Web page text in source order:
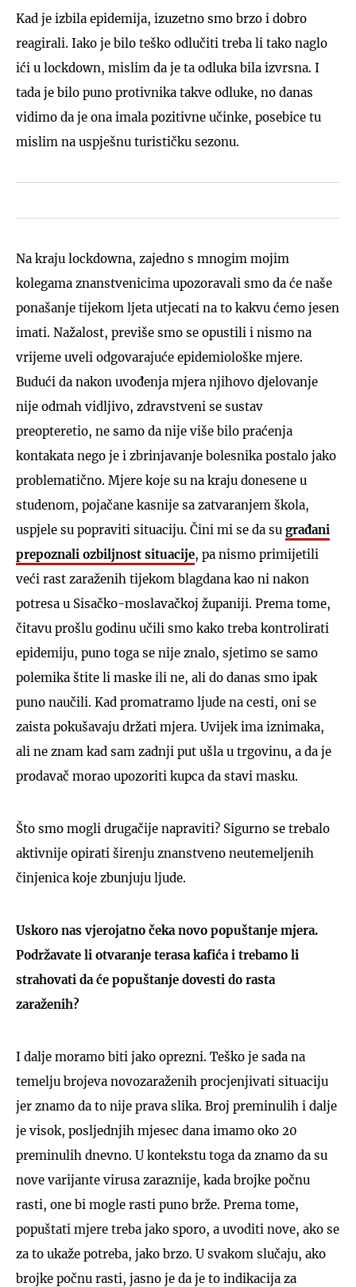
Kad je izbila epidemija, izuzetno smo brzo i dobro
reagirali. Iako je bilo teško odlučiti treba li tako naglo
ići u lockdown, mislim da je ta odluka bila izvrsna. I
tada je bilo puno protivnika takve odluke, no danas
vidimo da je ona imala pozitivne učinke, posebice tu
mislim na uspješnu turističku sezonu.
Na kraju lockdowna, zajedno s mnogim mojim
kolegama znanstvenicima upozoravali smo da će naše
ponašanje tijekom ljeta utjecati na to kakvu ćemo jesen
imati. Nažalost, previše smo se opustili i nismo na
vrijeme uveli odgovarajuće epidemiološke mjere.
Budući da nakon uvođenja mjera njihovo djelovanje
nije odmah vidljivo, zdravstveni se sustav
preopteretio, ne samo da nije više bilo praćenja
kontakata nego je i zbrinjavanje bolesnika postalo jako
problematično. Mjere koje su na kraju donesene u
studenom, pojačane kasnije sa zatvaranjem škola,
uspjele su popraviti situaciju. Čini mi se da su građani
prepoznali ozbiljnost situacije, pa nismo primijetili
veći rast zaraženih tijekom blagdana kao ni nakon
potresa u Sisačko-moslavačkoj županiji. Prema tome,
čitavu prošlu godinu učili smo kako treba kontrolirati
epidemiju, puno toga se nije znalo, sjetimo se samo
polemika štite li maske ili ne, ali do danas smo ipak
puno naučili. Kad promatramo ljude na cesti, oni se
zaista pokušavaju držati mjera. Uvijek ima iznimaka,
ali ne znam kad sam zadnji put ušla u trgovinu, a da je
prodavač morao upozoriti kupca da stavi masku.
Što smo mogli drugačije napraviti? Sigurno se trebalo
aktivnije opirati širenju znanstveno neutemeljenih
činjenica koje zbunjuju ljude.
Uskoro nas vjerojatno čeka novo popuštanje mjera.
Podržavate li otvaranje terasa kafića i trebamo li
strahovati da će popuštanje dovesti do rasta
zaraženih?
I dalje moramo biti jako oprezni. Teško je sada na
temelju brojeva novozaraženih procjenjivati situaciju
jer znamo da to nije prava slika. Broj preminulih i dalje
je visok, posljednjih mjesec dana imamo oko 20
preminulih dnevno. U kontekstu toga da znamo da su
nove varijante virusa zaraznije, kada brojke počnu
rasti, one bi mogle rasti puno brže. Prema tome,
popuštati mjere treba jako sporo, a uvoditi nove, ako se
za to ukaže potreba, jako brzo. U svakom slučaju, ako
brojke počnu rasti, jasno je da je to indikacija za